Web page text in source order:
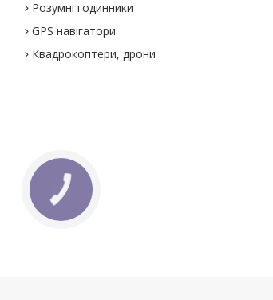
Розумні годинники
GPS навігатори
Квадрокоптери, дрони
КНОПКА
ЗВ'ЯЗКУ